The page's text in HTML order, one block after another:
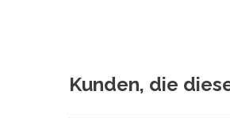
Kunden, die